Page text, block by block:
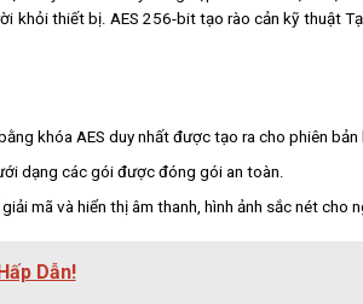
khỏi thiết bị. AES 256-bit tạo rào cản kỹ thuật
khóa AES duy nhất được tạo ra cho phiên bản
dạng các gói được đóng gói an toàn.
mã và hiển thị âm thanh, hình ảnh sắc nét cho
Dẫn!